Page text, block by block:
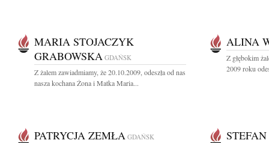
MARIA STOJACZYK
GRABOWSKA GDAŃSK
Z żalem zawiadmiamy, że 20.10.2009, odeszła od nas
nasza kochana Żona i Matka Maria...
ALINA
Z głębokim
2009 roku
PATRYCJA ZEMŁA GDAŃSK STEFAN